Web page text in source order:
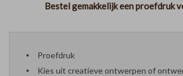
Bestel gemakkelijk een proefdruk
Proefdruk
Kies uit creatieve ontwerpen of